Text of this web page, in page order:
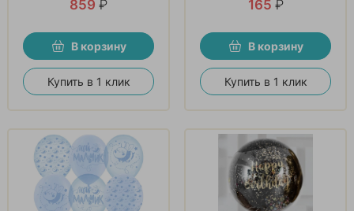
859 ₽
В корзину
Купить в 1 клик
165 ₽
В корзину
Купить в 1 клик